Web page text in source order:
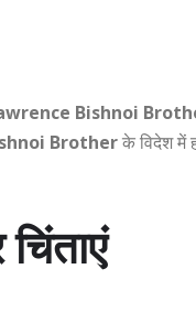
Bishnoi
Brotherके विदेश में